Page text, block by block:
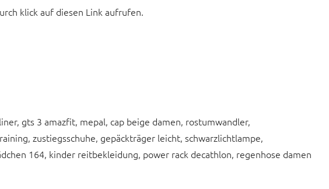
klick auf diesen Link aufrufen.
gts 3 amazfit, mepal, cap beige damen, rostumwandler,
zustiegsschuhe, gepäckträger leicht, schwarzlichtlampe,
164, kinder reitbekleidung, power rack decathlon, regenhose damen